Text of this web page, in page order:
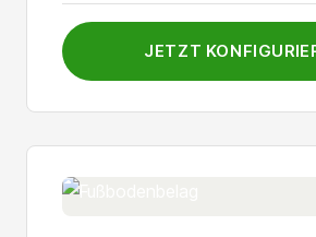
JETZT